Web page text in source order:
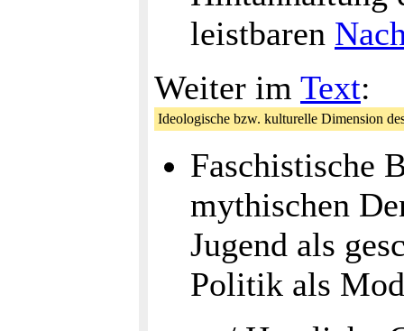
leistbaren
Weiter im Text:
Ideologische bzw. kulturelle Dimension
Faschistische
mythischen
Jugend als
Politik als